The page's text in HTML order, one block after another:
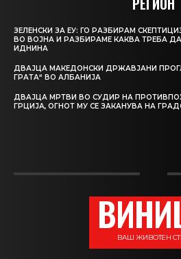
ЗЕЛЕНСКИ ЗА ЕУ: ГО РАЗБИРАМ
ВО ВОЈНА И РАЗБИРАМЕ КАКВА ТРЕБА
ИДНИНА
ДВАЈЦА МАКЕДОНСКИ ДРЖАВЈАНИ
ГРАТА“ ВО АЛБАНИЈА
ДВАЈЦА МРТВИ ВО СУДИР НА
ГРЦИЈА, ОГНОТ МУ СЕ ЗАКАНУВА НА
ВАШ ЖИВОТЕН